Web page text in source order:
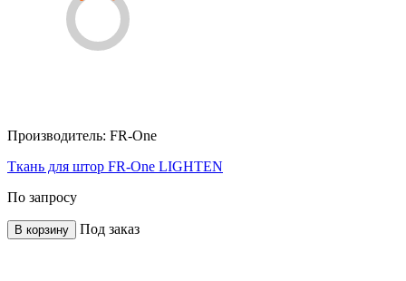
Производитель: FR-One
Ткань для штор FR-One LIGHTEN
По запросу
В корзину Под заказ